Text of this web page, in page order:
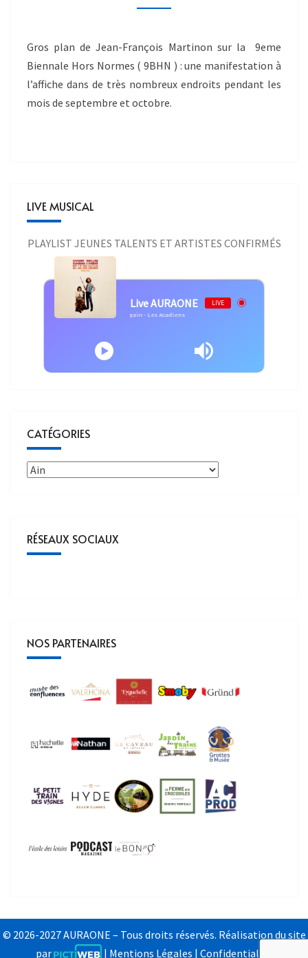
Gros plan de Jean-François Martinon sur la 9eme
Biennale Hors Normes ( 9BHN ) : une manifestation à
l’affiche dans de très nombreux endroits pendant les
mois de septembre et octobre.
LIVE MUSICAL
PLAYLIST JEUNES TALENTS ET ARTISTES CONFIRMÉS
Live AURAONE LIVE
Michel Fugain - Les Acadiens
CATÉGORIES
RÉSEAUX SOCIAUX
NOS PARTENAIRES
© 2026-2027 AURAONE – Tous droits réservés. Réalisation du site
par
| Mentions Légales | Confidentialité